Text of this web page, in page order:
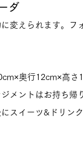
ダ
変えられます。フ
奥行12cm×高さ
メントはお持ち帰
スイーツ&ドリン